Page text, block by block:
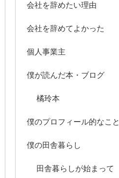
会社を辞めたい理由
会社を辞めてよかった
個人事業主
僕が読んだ本・ブログ
橘玲本
僕のプロフィール的なこと
僕の田舎暮らし
田舎暮らしが始まって